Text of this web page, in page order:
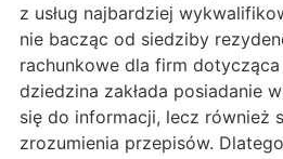
z usług najbardziej
nie bacząc od siedziby
rachunkowe dla firm
dziedzina zakłada posiadanie
się do informacji, lecz również
zrozumienia przepisów.